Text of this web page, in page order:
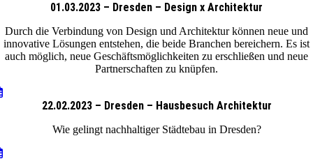
01.03.2023 – Dresden – Design x Architektur
Durch die Verbindung von Design und Architektur können neue und
innovative Lösungen entstehen, die beide Branchen bereichern. Es ist
auch möglich, neue Geschäftsmöglichkeiten zu erschließen und neue
Partnerschaften zu knüpfen.
22.02.2023 – Dresden – Hausbesuch Architektur
Wie gelingt nachhaltiger Städtebau in Dresden?